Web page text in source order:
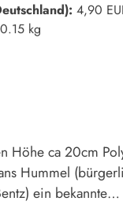
4,90
0.15 kg
Höhe ca 20cm
Hummel
ein bekannte…